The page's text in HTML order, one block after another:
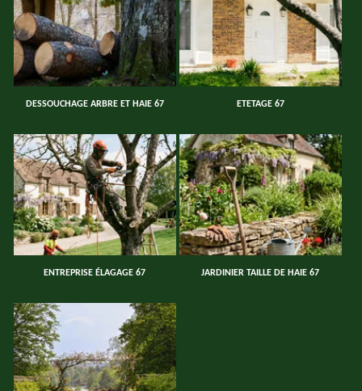
DESSOUCHAGE ARBRE ET HAIE 67 ETETAGE 67
ENTREPRISE ÉLAGAGE 67 JARDINIER TAILLE DE HAIE 67